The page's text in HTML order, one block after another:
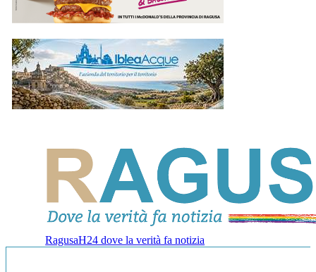
RagusaH24 dove la verità fa notizia